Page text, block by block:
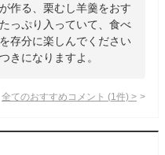
作る、栗むし羊羹をおす
っぷり入っていて、食べ
存分に楽しんでください
きになりますよ。
全てのおすすめコメント (1 件) >